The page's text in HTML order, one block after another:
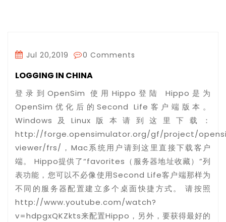
Jul 20,2019 0 Comments
LOGGING IN CHINA
登录到OpenSim 使用Hippo登陆 Hippo是为
OpenSim优化后的Second Life客户端版本。
Windows及Linux版本请到这里下载：
http://forge.opensimulator.org/gf/project/
viewer/frs/，Mac系统用户请到这里直接下载客户
端。 Hippo提供了“favorites（服务器地址收藏）”列
表功能，您可以不必像使用Second Life客户端那样为
不同的服务器配置建立多个桌面快捷方式。 请按照
http://www.youtube.com/watch?
v=hdpgxQKZkts来配置Hippo，另外，要获得最好的